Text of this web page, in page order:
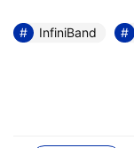
专家表示，像
从2006年的9490
InfiniBand